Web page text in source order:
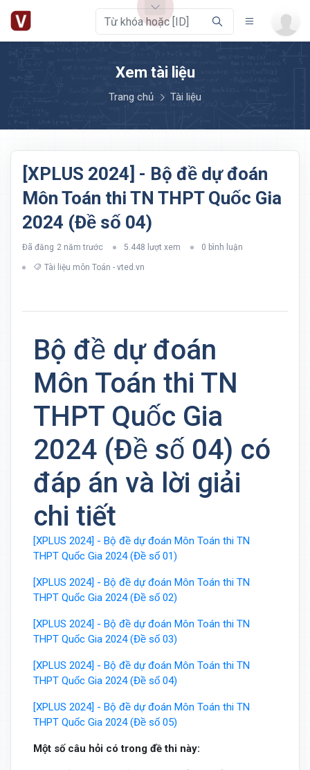
Xem tài liệu
Trang chủ Tài liệu
[XPLUS 2024] - Bộ đề dự đoán
Môn Toán thi TN THPT Quốc Gia
2024 (Đề số 04)
Đã đăng 2 năm trước 5.448 lượt xem 0 bình luận
Tài liệu môn Toán - vted.vn
Bộ đề dự đoán
Môn Toán thi TN
THPT Quốc Gia
2024 (Đề số 04) có
đáp án và lời giải
chi tiết
[XPLUS 2024] - Bộ đề dự đoán Môn Toán thi TN
THPT Quốc Gia 2024 (Đề số 01)
[XPLUS 2024] - Bộ đề dự đoán Môn Toán thi TN
THPT Quốc Gia 2024 (Đề số 02)
[XPLUS 2024] - Bộ đề dự đoán Môn Toán thi TN
THPT Quốc Gia 2024 (Đề số 03)
[XPLUS 2024] - Bộ đề dự đoán Môn Toán thi TN
THPT Quốc Gia 2024 (Đề số 04)
[XPLUS 2024] - Bộ đề dự đoán Môn Toán thi TN
THPT Quốc Gia 2024 (Đề số 05)
Một số câu hỏi có trong đề thi này: